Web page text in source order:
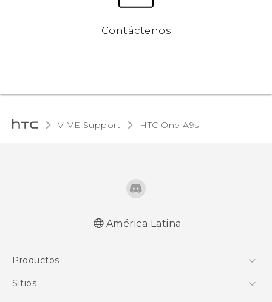
Contáctenos
VIVE Support HTC One A9s‎
América Latina
Productos
5G
Sitios